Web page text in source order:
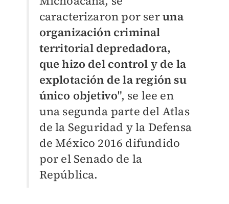
caracterizaron por seruna
organización criminal
territorial depredadora,
que hizo del control y de la
explotación de la región su
único objetivo", se lee en
una segunda parte del Atlas
de la Seguridad y la Defensa
de México 2016 difundido
por el Senado de la
República.